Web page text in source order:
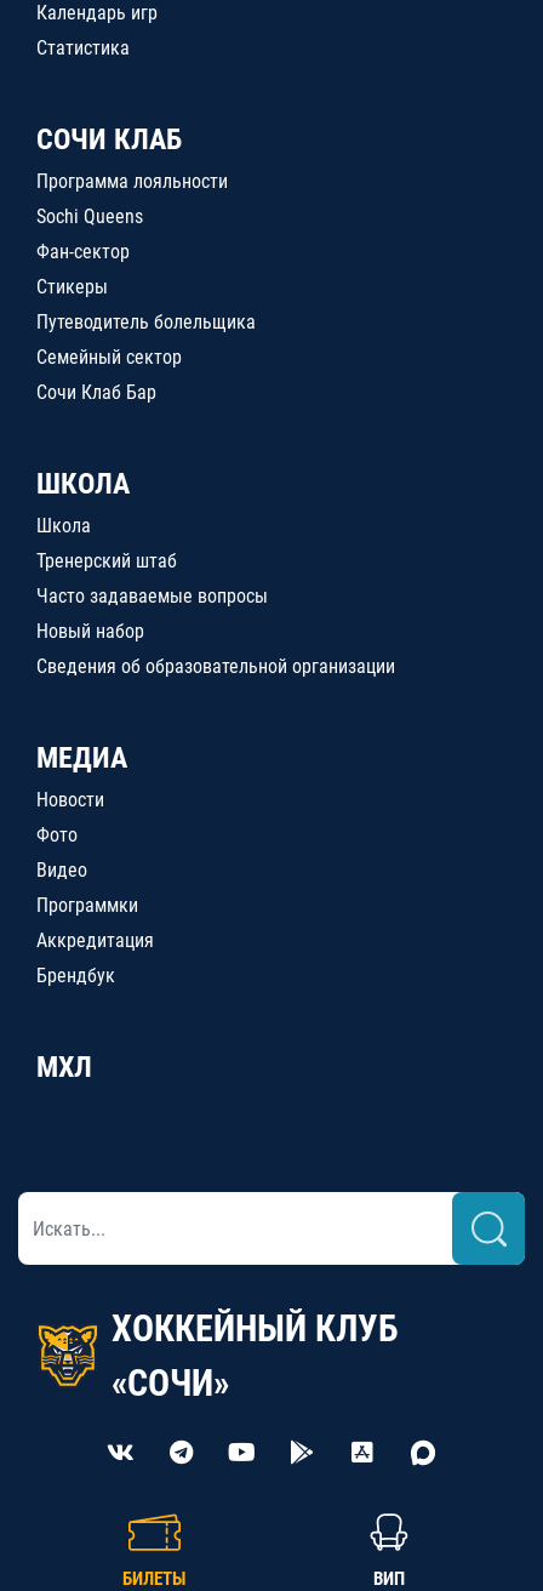
Календарь игр
Статистика
СОЧИ КЛАБ
Программа лояльности
Sochi Queens
Фан-сектор
Стикеры
Путеводитель болельщика
Семейный сектор
Сочи Клаб Бар
ШКОЛА
Школа
Тренерский штаб
Часто задаваемые вопросы
Новый набор
Сведения об образовательной организации
МЕДИА
Новости
Фото
Видео
Программки
Аккредитация
Брендбук
МХЛ
ХОККЕЙНЫЙ КЛУБ
«СОЧИ»
БИЛЕТЫ ВИП